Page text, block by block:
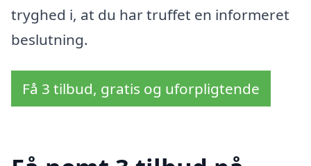
tryghed i, at du har truffet en informeret
beslutning.
Få 3 tilbud, gratis og uforpligtende